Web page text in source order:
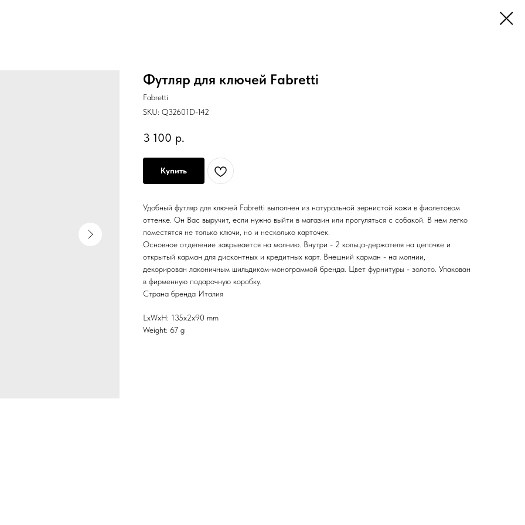
Футляр для ключей Fabretti
Fabretti
SKU: Q32601D-142
3 100 р.
Купить
Удобный футляр для ключей Fabretti выполнен из натуральной зернистой кожи в фиолетовом
оттенке. Он Вас выручит, если нужно выйти в магазин или прогуляться с собакой. В нем легко
поместятся не только ключи, но и несколько карточек.
Основное отделение закрывается на молнию. Внутри - 2 кольца-держателя на цепочке и
открытый карман для дисконтных и кредитных карт. Внешний карман - на молнии,
декорирован лаконичным шильдиком-монограммой бренда. Цвет фурнитуры - золото. Упакован
в фирменную подарочную коробку.
Страна бренда Италия
LxWxH: 135x2x90 mm
Weight: 67 g